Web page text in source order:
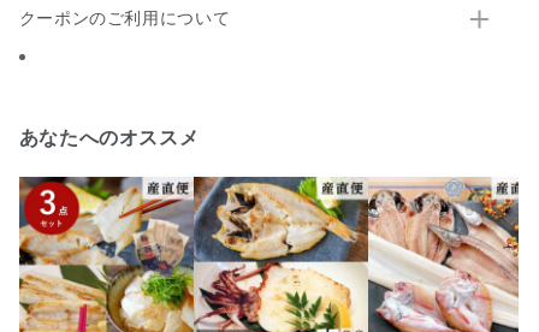
クーポンのご利用について
あなたへのオススメ